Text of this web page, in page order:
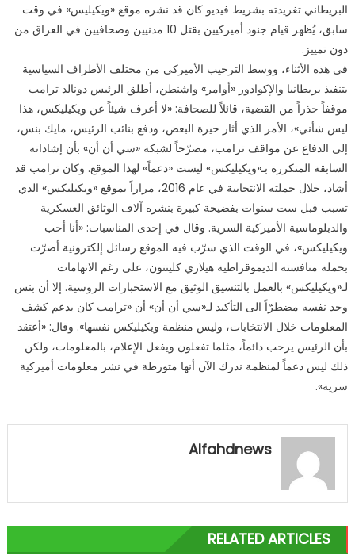
البريطاني تغريدته بشريط فيديو كان قد نشره موقع «ويكيليس» في وقت
سابق، يُظهر قيام جنود أميركيين بقتل 10 مدنيين وصحافيين في العراق من
دون تمييز.
في هذه الأثناء، ووسط الترحيب الأميركي من مختلف الأطراف السياسية
بتنفيذ بريطانيا والإكوادور «أوامر» واشنطن، أطلق الرئيس دونالد ترامب
موقفاً حذراً من القضية، قائلاً للصحافة: «لا أعرف شيئاً عن ويكيليكس، هذا
ليس شأني»، الأمر الذي أثار حيرة البعض، ودفع بنائب الرئيس، مايك بنس،
إلى الدفاع عن مواقف ترامب، مصرّحاً لشبكة «سي أن أن» بأن إشاداته
السابقة المتكررة بـ«ويكيليكس» ليست «دعماً» لهذا الموقع. وكان ترامب قد
أشاد، خلال حملته الانتخابية في عام 2016، مراراً بموقع «ويكيليكس» الذي
تسبب قبل ست سنوات بفضيحة كبيرة بنشره آلاف الوثائق العسكرية
والدبلوماسية الأميركية السرية. وقال في إحدى المناسبات: «أنا أحب
ويكيليكس»، في الوقت الذي سرّب فيه الموقع رسائل إلكترونية أضرّت
بحملة منافسته الديموقراطية هيلاري كلينتون، على رغم الاتهامات
لـ«ويكيليكس» بالعمل بالتنسيق الوثيق مع الاستخبارات الروسية. إلا أن بنس
وجد نفسه مضطرّاً الى التأكيد لـ«سي أن أن» أن «ترامب كان يدعم كشف
المعلومات خلال الانتخابات، وليس منظمة ويكيليكس نفسها». وقال: «أعتقد
بأن الرئيس يرحب دائماً، مثلما تفعلون ويفعل الإعلام، بالمعلومات، ولكن
ذلك ليس دعماً لمنظمة ندرك الآن أنها متورطة في نشر معلومات أميركية
سرية».
Alfahdnews
RELATED ARTICLES